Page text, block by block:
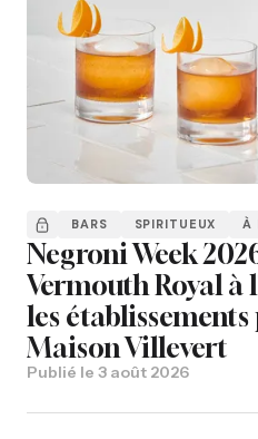
BARS SPIRITUEUX À
Negroni Week
Vermouth Royal à
les
Maison Villevert
Publié le 3 août 2026